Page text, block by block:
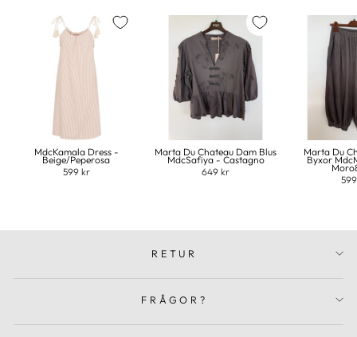
MdcKamala Dress -
Beige/Peperosa
599 kr
Marta Du Chateau Dam Blus
MdcSafiya - Castagno
649 kr
Marta Du
Byxor
RETUR
FRÅGOR?